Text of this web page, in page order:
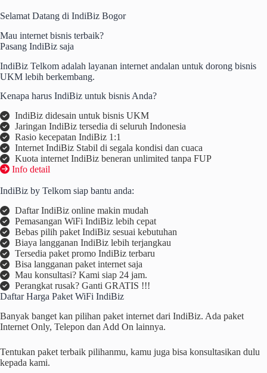
to
Selamat Datang di IndiBiz Bogor
Mau internet bisnis terbaik?
Pasang IndiBiz saja
IndiBiz Telkom adalah layanan internet andalan untuk dorong bisnis
UKM lebih berkembang.
Kenapa harus IndiBiz untuk bisnis Anda?
IndiBiz didesain untuk bisnis UKM
Jaringan IndiBiz tersedia di seluruh Indonesia
Rasio kecepatan IndiBiz 1:1
Internet IndiBiz Stabil di segala kondisi dan cuaca
Kuota internet IndiBiz beneran unlimited tanpa FUP
Info detail
IndiBiz by Telkom siap bantu anda:
Daftar IndiBiz online makin mudah
Pemasangan WiFi IndiBiz lebih cepat
Bebas pilih paket IndiBiz sesuai kebutuhan
Biaya langganan IndiBiz lebih terjangkau
Tersedia paket promo IndiBiz terbaru
Bisa langganan paket internet saja
Mau konsultasi? Kami siap 24 jam.
Perangkat rusak? Ganti GRATIS !!!
Daftar Harga Paket WiFi IndiBiz
Banyak banget kan pilihan paket internet dari IndiBiz. Ada paket
Internet Only, Telepon dan Add On lainnya.
Tentukan paket terbaik pilihanmu, kamu juga bisa konsultasikan dulu
kepada kami.​